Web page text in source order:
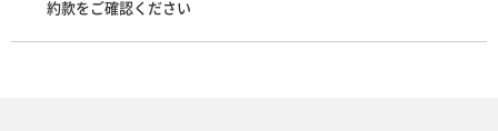
約款をご確認ください